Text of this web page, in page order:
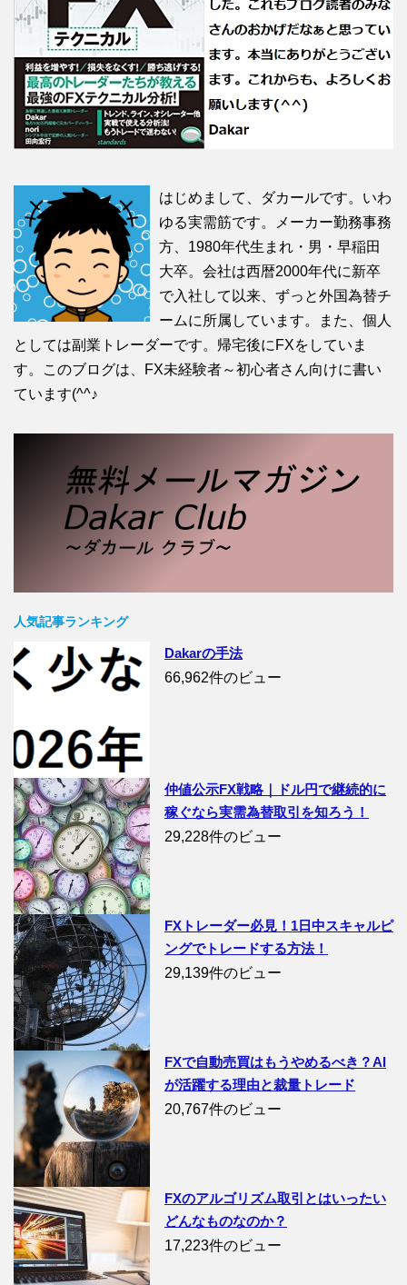
はじめまして、ダカールです。いわ
ゆる実需筋です。メーカー勤務事務
方、1980年代生まれ・男・早稲田
大卒。会社は西暦2000年代に新卒
で入社して以来、ずっと外国為替チ
ームに所属しています。また、個人
としては副業トレーダーです。帰宅後にFXをしていま
す。このブログは、FX未経験者～初心者さん向けに書い
ています(^^♪
人気記事ランキング
Dakarの手法
66,962件のビュー
仲値公示FX戦略｜ドル円で継続的に
稼ぐなら実需為替取引を知ろう！
29,228件のビュー
FXトレーダー必見！1日中スキャルピ
ングでトレードする方法！
29,139件のビュー
FXで自動売買はもうやめるべき？AI
が活躍する理由と裁量トレード
20,767件のビュー
FXのアルゴリズム取引とはいったい
どんなものなのか？
17,223件のビュー